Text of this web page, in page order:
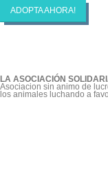
ADOPTA AHORA!
LA ASOCIACIÓN
Asociacion sin animo de
los animales luchando a